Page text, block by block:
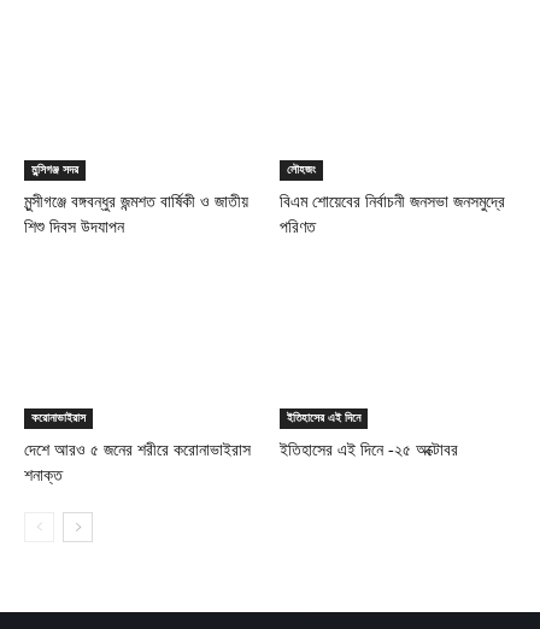
মুন্সিগঞ্জ সদর
মুন্সীগঞ্জে বঙ্গবন্ধুর জন্মশত বার্ষিকী ও জাতীয়
শিশু দিবস উদযাপন
লৌহজং
বিএম শোয়েবের নির্বাচনী জনসভা জনসমুদ্রে
পরিণত
করোনাভাইরাস
দেশে আরও ৫ জনের শরীরে করোনাভাইরাস
শনাক্ত
ইতিহাসের এই দিনে
ইতিহাসের এই দিনে -২৫ অক্টোবর